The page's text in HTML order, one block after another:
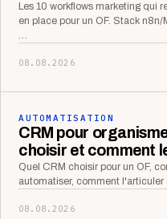
Les 10 workflows marketing qui
en place pour un OF. Stack
…
08.08.2026
AUTOMATISATION
CRM pour
choisir et comment
Quel CRM choisir pour un OF,
automatiser, comment
08.08.2026